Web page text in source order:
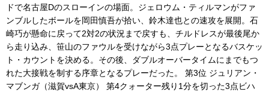
ドで名古屋Dのスローインの場面。ジェロウム・ティルマンがファ
ンブルしたボールを岡田慎吾が拾い、鈴木達也との速攻を展開。石
崎巧が懸命に戻って2対2の状況まで戻すも、チルドレスが最後尾か
ら走り込み、笹山のファウルを受けながら3点プレーとなるバスケッ
ト・カウントを決める。その後、ダブルオーバータイムにまでもつ
れた大接戦を制する序章となるプレーだった。 第3位 ジュリアン・
マブンガ（滋賀vsA東京） 第4クォーター残り1分を切った3点ビハ